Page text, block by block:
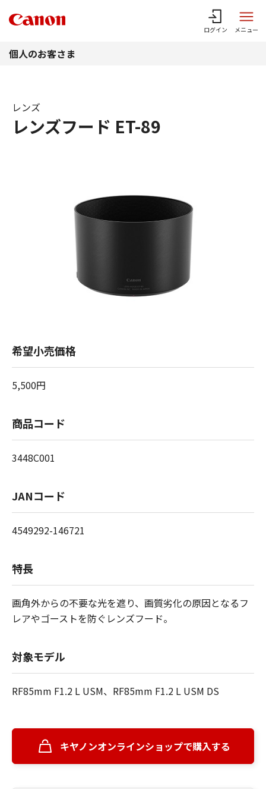
ログイン メニュー
個人のお客さま
レンズフード ET-89
レンズ
希望小売価格
5,500円
商品コード
3448C001
JANコード
4549292-146721
特長
画角外からの不要な光を遮り、画質劣化の原因となるフ
レアやゴーストを防ぐレンズフード。
対象モデル
RF85mm F1.2 L USM、RF85mm F1.2 L USM DS
キヤノンオンラインショップで購入する